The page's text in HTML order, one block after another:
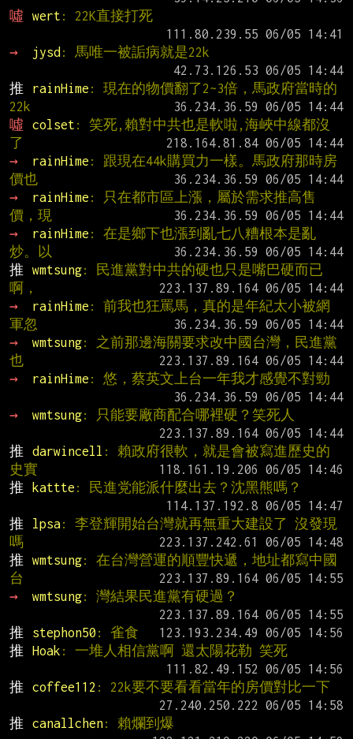
噓
wert : 22K直接打死
→
jysd : 馬唯一被詬病就是22k
推
rainHime : 現在的物價翻了2~3倍，馬政府當時的
22k
噓
colset : 笑死,賴對中共也是軟啦,海峽中線都沒
了
→
rainHime : 跟現在44k購買力一樣。馬政府那時房
價也
→
rainHime : 只在都市區上漲，屬於需求推高售
價，現
→
rainHime : 在是鄉下也漲到亂七八糟根本是亂
炒。以
推
wmtsung: 民進黨對中共的硬也只是嘴巴硬而已
啊，
→
rainHime : 前我也狂罵馬，真的是年紀太小被網
軍忽
→
wmtsung: 之前那邊海關要求改中國台灣，民進黨
也
→
rainHime : 悠，蔡英文上台一年我才感覺不對勁
→
wmtsung: 只能要廠商配合哪裡硬？笑死人
推
darwincell : 賴政府很軟，就是會被寫進歷史的
史實
推
kattte : 民進党能派什麼出去？沈黑熊嗎？
推
lpsa: 李登輝開始台灣就再無重大建設了 沒發現
嗎
推
wmtsung: 在台灣營運的順豐快遞，地址都寫中國
台
→
wmtsung: 灣結果民進黨有硬過？
推
stephon50 : 雀食
推
Hoak : 一堆人相信黨啊 還太陽花勒 笑死
推
coffee112 : 22k要不要看看當年的房價對比一下
推
canallchen: 賴爛到爆